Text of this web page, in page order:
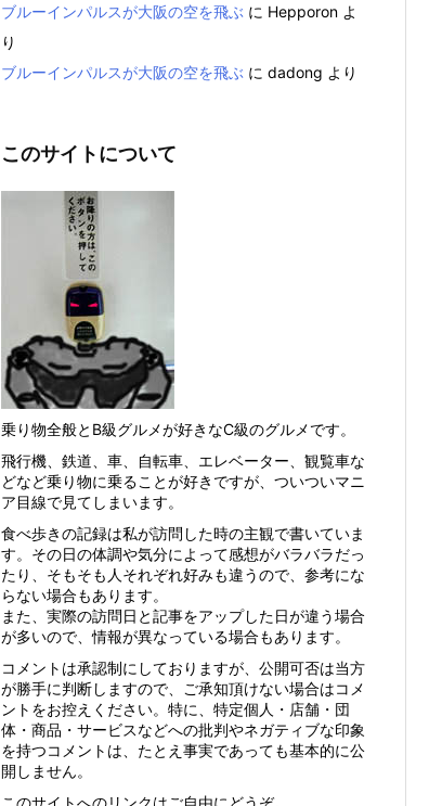
ブルーインパルスが大阪の空を飛ぶ に Hepporon よ
り
ブルーインパルスが大阪の空を飛ぶ に dadong より
このサイトについて
乗り物全般とB級グルメが好きなC級のグルメです。
飛行機、鉄道、車、自転車、エレベーター、観覧車な
どなど乗り物に乗ることが好きですが、ついついマニ
ア目線で見てしまいます。
食べ歩きの記録は私が訪問した時の主観で書いていま
す。その日の体調や気分によって感想がバラバラだっ
たり、そもそも人それぞれ好みも違うので、参考にな
らない場合もあります。
また、実際の訪問日と記事をアップした日が違う場合
が多いので、情報が異なっている場合もあります。
コメントは承認制にしておりますが、公開可否は当方
が勝手に判断しますので、ご承知頂けない場合はコメ
ントをお控えください。特に、特定個人・店舗・団
体・商品・サービスなどへの批判やネガティブな印象
を持つコメントは、たとえ事実であっても基本的に公
開しません。
このサイトへのリンクはご自由にどうぞ。